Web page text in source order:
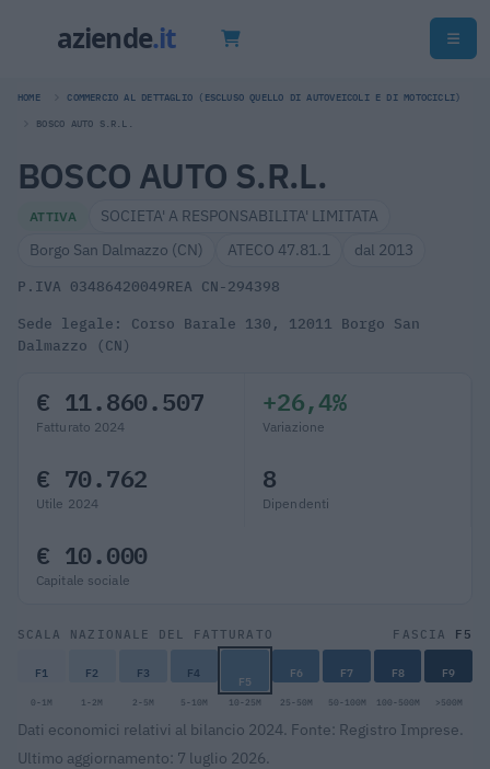
HOME COMMERCIO AL DETTAGLIO (ESCLUSO QUELLO DI AUTOVEICOLI E DI MOTOCICLI)
BOSCO AUTO S.R.L.
BOSCO AUTO S.R.L.
ATTIVA
SOCIETA' A RESPONSABILITA' LIMITATA
Borgo San Dalmazzo (CN)
ATECO 47.81.1 dal 2013
P.IVA 03486420049REA CN-294398
Sede legale: Corso Barale 130, 12011 Borgo San
Dalmazzo (CN)
€ 11.860.507
Fatturato 2024
+26,4%
Variazione
€ 70.762
Utile 2024
8
Dipendenti
€ 10.000
Capitale sociale
SCALA NAZIONALE DEL FATTURATO FASCIA F5
F1 F2 F3 F4 F5 F6 F7 F8 F9
0-1M 1-2M 2-5M 5-10M 10-25M 25-50M 50-100M 100-500M >500M
Dati economici relativi al bilancio 2024. Fonte: Registro Imprese.
Ultimo aggiornamento: 7 luglio 2026.